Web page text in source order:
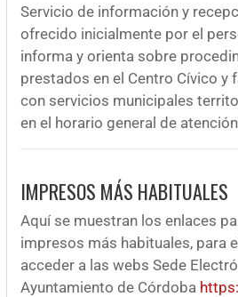
Servicio de información y
ofrecido inicialmente por el
informa y orienta sobre
prestados en el Centro Cívico y
con servicios municipales
en el horario general de
IMPRESOS MÁS HABITUALES
Aquí se muestran los enlaces
impresos más habituales, para
acceder a las webs Sede
Ayuntamiento de Córdoba